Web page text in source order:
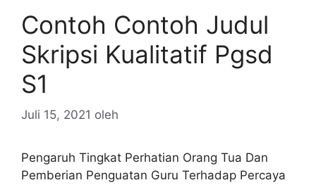
Contoh Contoh Judul
Skripsi Kualitatif Pgsd
S1
Juli 15, 2021 oleh
Pengaruh Tingkat Perhatian Orang Tua Dan
Pemberian Penguatan Guru Terhadap Percaya